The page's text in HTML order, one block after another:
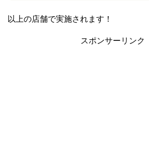
以上の店舗で実施されます！
スポンサーリンク